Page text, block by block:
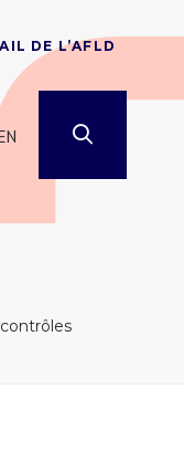
DE L’AFLD